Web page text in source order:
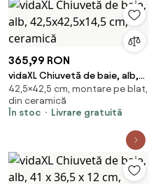
365,99 RON
vidaXL Chiuvetă de baie, alb,
42,5x42,5x14,5 cm, ceramică
42,5×42,5 cm, montare pe blat,
din ceramică
În stoc
Livrare gratuită